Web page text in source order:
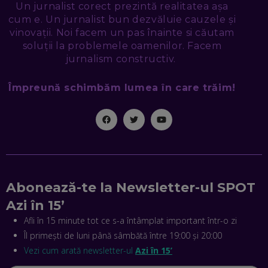
EXACT CE ÎȚI DOREȘTI
EP. 48
EDUARD DUMITRAȘCU, ASOCIAȚIA ROMÂNĂ PENTRU
SMART CITY: CUM SE NAȘTE UN ORAȘ INTELIGENT. CE „NU
PUȘCĂ” LA NOI. ÎN CE DEȘERT SE CONSTRUIEȘTE CEL MAI
EP. 47
SEAMA CĂ CINEVA ÎNCEARCĂ SĂ TE MANIPULEZE, ONLINE.
CE-AM ÎNVĂȚAT DIN EPISODUL GEORGESCU
LA JOB! CUM DEMONSTREZI ABILITĂȚI ȘI CÂȘTIGI PREMII
EP. 45
ANTONIO ENACHE, SENSE4FIT: CUM TE AJUTĂ
TEHNOLOGIA SĂ FACI SPORT, SĂ FII MAI COMPETITIV ȘI SĂ
CÂȘTIGI
Un jurnalist corect prezintă realitatea așa
cum e. Un jurnalist bun dezvăluie cauzele și
vinovații. Noi facem un pas înainte si căutam
soluții la problemele oamenilor. Facem
jurnalism constructiv.
Împreună schimbăm lumea în care trăim!
Abonează-te la Newsletter-ul SPOT
Azi în 15’
Afli în 15 minute tot ce s-a întâmplat important într-o zi
Îl primești de luni până sâmbătă între 19:00 și 20:00
Vezi cum arată newsletter-ul Azi în 15’